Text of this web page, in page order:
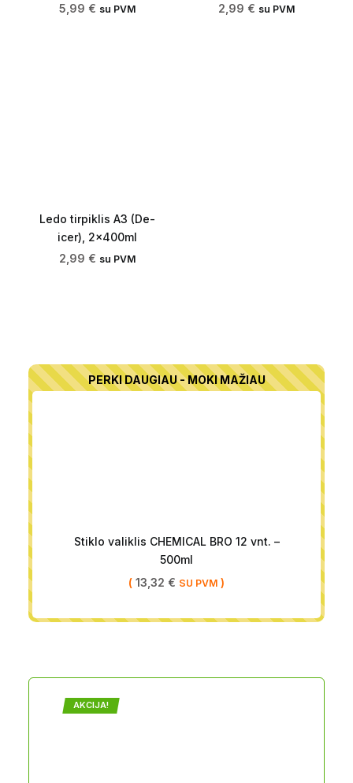
5,99 € su PVM
2,99 € su PVM
Ledo tirpiklis A3 (De-
icer), 2x400ml
2,99 € su PVM
PERKI DAUGIAU - MOKI MAŽIAU
Stiklo valiklis CHEMICAL BRO 12 vnt. –
500ml
( 13,32 € SU PVM )
AKCIJA!